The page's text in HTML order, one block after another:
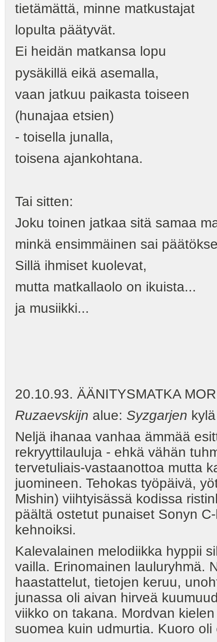
tietämättä, minne matkustajat
lopulta päätyvät.
Ei heidän matkansa lopu
pysäkillä eikä asemalla,
vaan jatkuu paikasta toiseen
(hunajaa etsien)
- toisella junalla,
toisena ajankohtana.
Tai sitten:
Joku toinen jatkaa sitä samaa
minkä ensimmäinen sai
Sillä ihmiset kuolevat,
mutta matkallaolo on ikuista...
ja musiikki...
20.10.93. ÄÄNITYSMATKA
Ruzaevskijn alue: Syzgarjen kylä
Neljä ihanaa vanhaa ämmää
rekryyttilauluja - ehkä vähän
tervetuliais-vastaanottoa mutta
juomineen. Tehokas työpäivä,
Mishin) viihtyisässä kodissa
päältä ostetut punaiset Sonyn
kehnoiksi.
Kalevalainen melodiikka hyppii
vailla. Erinomainen lauluryhmä.
haastattelut, tietojen keruu,
junassa oli aivan hirveä
viikko on takana. Mordvan
suomea kuin udmurtia. Kuoro oli